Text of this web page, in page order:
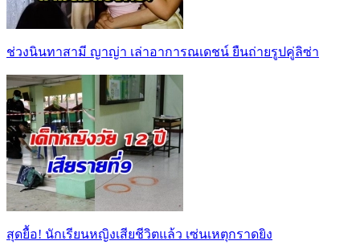
ช่วงนินทาสามี ญาญ่า เล่าอาการณเดชน์ ยืนถ่ายรูปคู่ลิซ่า
สุดยื้อ! นักเรียนหญิงเสียชีวิตแล้ว เซ่นเหตุกราดยิง